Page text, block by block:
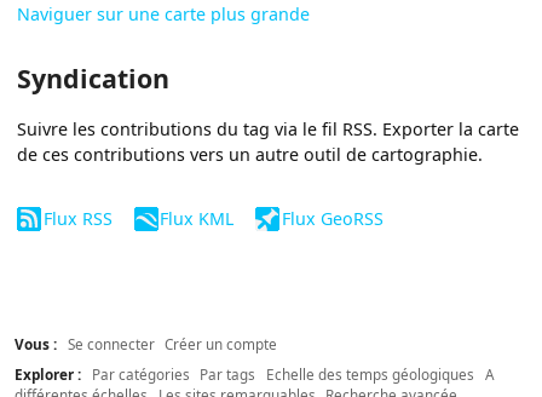
Naviguer sur une carte plus grande
Syndication
Suivre les contributions du tag via le fil RSS. Exporter la carte
de ces contributions vers un autre outil de cartographie.
Flux RSS Flux KML Flux GeoRSS
Vous : Se connecter Créer un compte
Explorer :
Par catégories Par tags Echelle des temps géologiques
A